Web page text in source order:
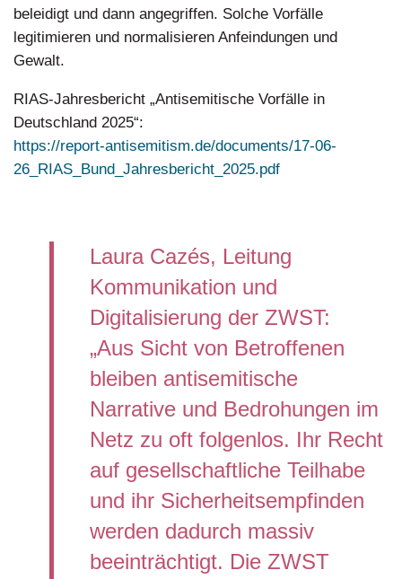
beleidigt und dann angegriffen. Solche Vorfälle
legitimieren und normalisieren Anfeindungen und
Gewalt.
RIAS-Jahresbericht „Antisemitische Vorfälle in
Deutschland 2025“:
https://report-antisemitism.de/documents/17-06-
26_RIAS_Bund_Jahresbericht_2025.pdf
Laura Cazés, Leitung
Kommunikation und
Digitalisierung der ZWST:
„Aus Sicht von Betroffenen
bleiben antisemitische
Narrative und Bedrohungen im
Netz zu oft folgenlos. Ihr Recht
auf gesellschaftliche Teilhabe
und ihr Sicherheitsempfinden
werden dadurch massiv
beeinträchtigt. Die ZWST